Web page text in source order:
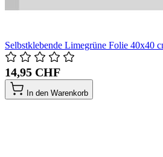
Selbstklebende Limegrüne Folie 40x40
14,95 CHF
In den Warenkorb